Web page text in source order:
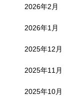
2026年2月
2026年1月
2025年12月
2025年11月
2025年10月